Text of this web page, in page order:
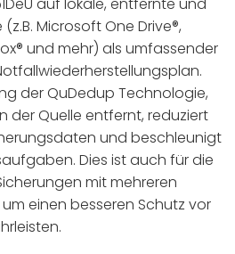
Microsoft One Drive®,
und mehr) als umfassender
der QuDedup Technologie,
der Quelle entfernt, reduziert
und beschleunigt
Dies ist auch für die
mit mehreren
einen besseren Schutz vor